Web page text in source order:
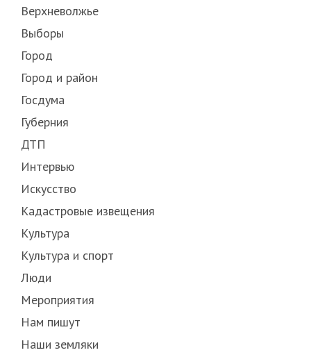
Верхневолжье
Выборы
Город
Город и район
Госдума
Губерния
ДТП
Интервью
Искусство
Кадастровые извещения
Культура
Культура и спорт
Люди
Мероприятия
Нам пишут
Наши земляки